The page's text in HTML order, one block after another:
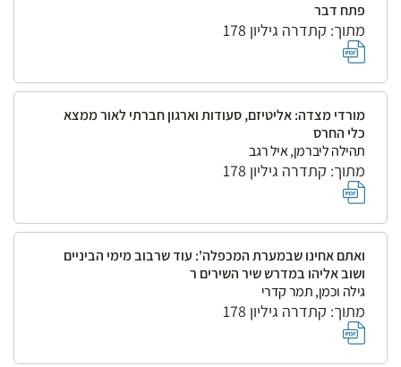
פתח דבר
מתוך: קתדרה גיליון 178
מורדי מצדה: אליטיזם, סעודות וארגון חברתי לאור ממצא
כלי החרס
תהילה ליברמן, איל רגב
מתוך: קתדרה גיליון 178
ואתם אחינו שבמערת המכפלה': עוד שרבוב מימי הביניים
ושוב אליהו במדרש שיר השירים ר
גילה וכמן, תמר קדרי
מתוך: קתדרה גיליון 178